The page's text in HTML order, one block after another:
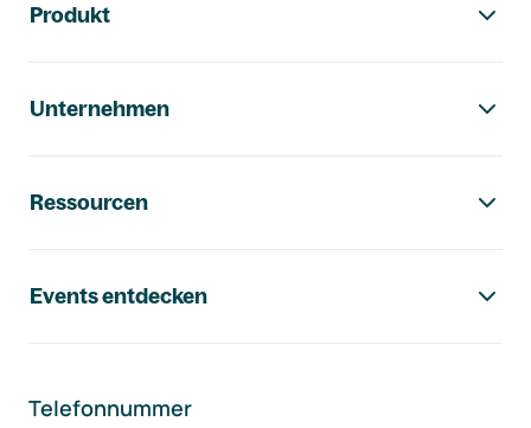
Produkt
Unternehmen
Ressourcen
Events entdecken
Telefonnummer